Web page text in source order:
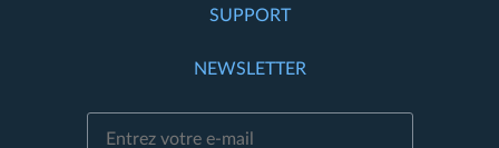
SUPPORT
NEWSLETTER